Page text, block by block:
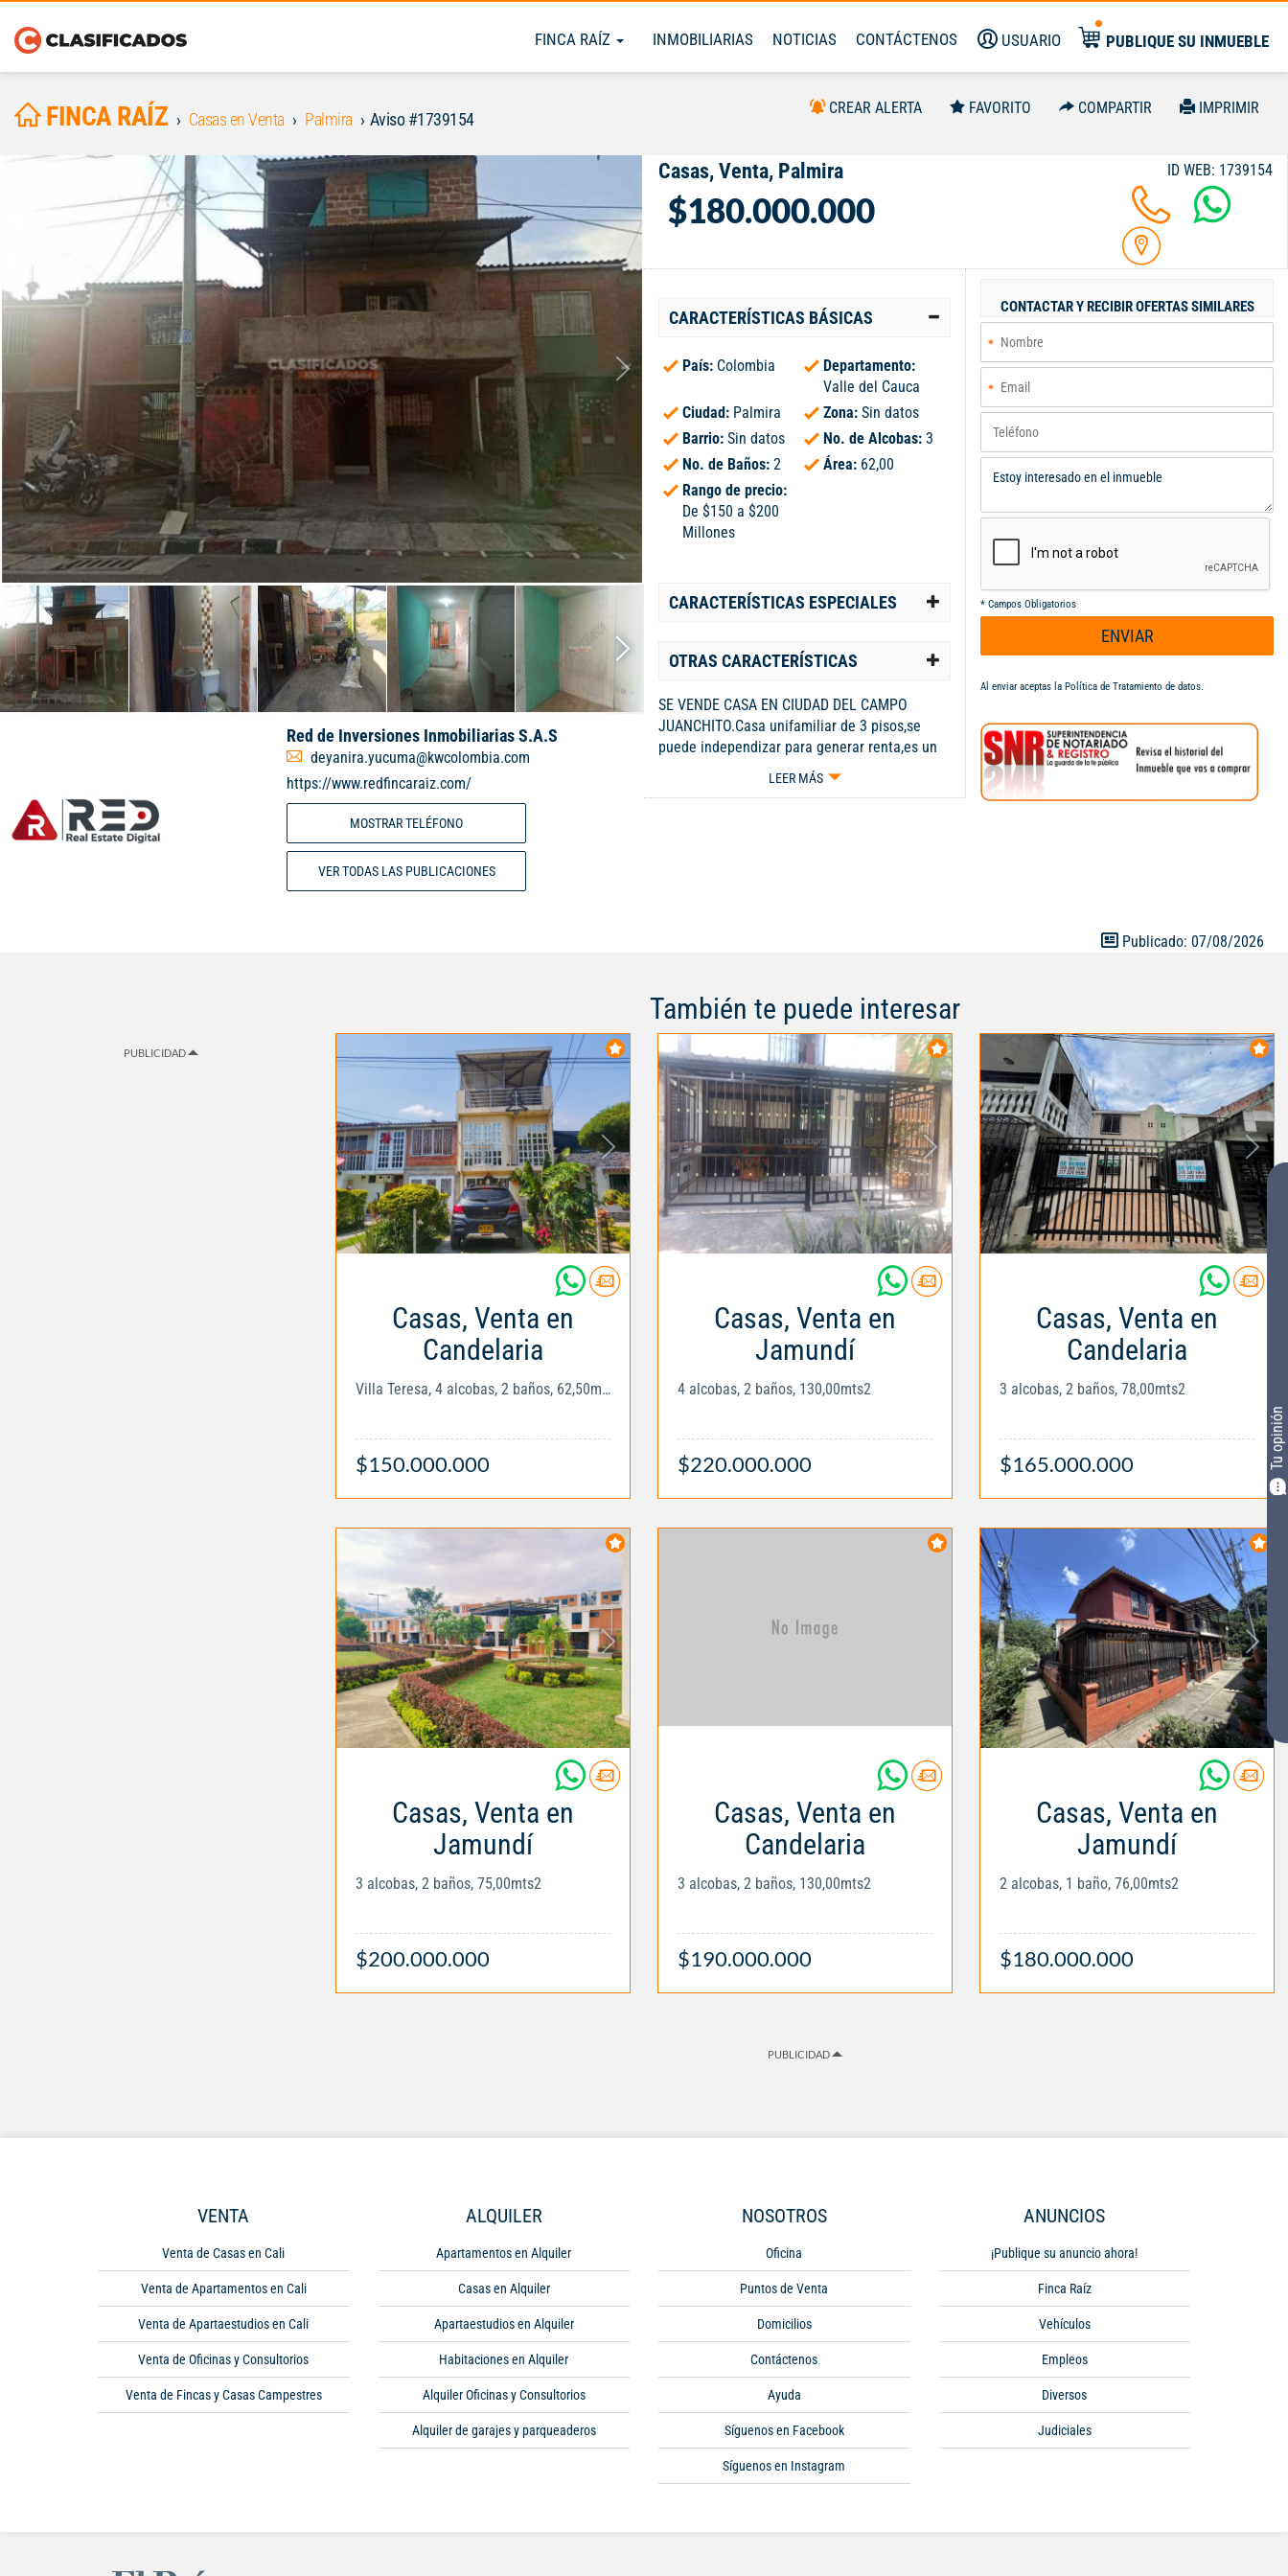
FINCA RAÍZ INMOBILIARIAS NOTICIAS CONTÁCTENOS USUARIO PUBLIQUE SU INMUEBLE
Tu opinión
FINCA RAÍZ Casas en Venta Palmira Aviso #1739154
CREAR ALERTA FAVORITO COMPARTIR IMPRIMIR
Red de Inversiones Inmobiliarias S.A.S
deyanira.yucuma@kwcolombia.com
https://www.redfincaraiz.com/
MOSTRAR TELÉFONO
VER TODAS LAS PUBLICACIONES
Casas, Venta, Palmira
$180.000.000
ID WEB: 1739154
CARACTERÍSTICAS BÁSICAS
País: Colombia
Departamento:
Valle del Cauca
Ciudad: Palmira Zona: Sin datos
Barrio: Sin datos No. de Alcobas: 3
No. de Baños: 2 Área: 62,00
Rango de precio:
De $150 a $200
Millones
CARACTERÍSTICAS ESPECIALES
OTRAS CARACTERÍSTICAS
SE VENDE CASA EN CIUDAD DEL CAMPO
JUANCHITO.Casa unifamiliar de 3 pisos,se
puede independizar para generar renta,es un
lugar muy tranquilo para vivir,rodeado de
parques,cerca a colegios,drogueriasy
LEER MÁS
CONTACTAR Y RECIBIR OFERTAS SIMILARES
* Campos Obligatorios
ENVIAR
Al enviar aceptas la Política de Tratamiento de datos.
Publicado: 07/08/2026
PUBLICIDAD
También te puede interesar
Casas, Venta en
Candelaria
Villa Teresa, 4 alcobas, 2 baños, 62,50mts2
$150.000.000
Casas, Venta en
Jamundí
4 alcobas, 2 baños, 130,00mts2
$220.000.000
Casas, Venta en
Candelaria
3 alcobas, 2 baños, 78,00mts2
$165.000.000
Casas, Venta en
Jamundí
3 alcobas, 2 baños, 75,00mts2
$200.000.000
Casas, Venta en
Candelaria
3 alcobas, 2 baños, 130,00mts2
$190.000.000
Casas, Venta en
Jamundí
2 alcobas, 1 baño, 76,00mts2
$180.000.000
PUBLICIDAD
VENTA
Venta de Casas en Cali
Venta de Apartamentos en Cali
Venta de Apartaestudios en Cali
Venta de Oficinas y Consultorios
Venta de Fincas y Casas Campestres
ALQUILER
Apartamentos en Alquiler
Casas en Alquiler
Apartaestudios en Alquiler
Habitaciones en Alquiler
Alquiler Oficinas y Consultorios
Alquiler de garajes y parqueaderos
NOSOTROS
Oficina
Puntos de Venta
Domicilios
Contáctenos
Ayuda
Síguenos en Facebook
Síguenos en Instagram
ANUNCIOS
¡Publique su anuncio ahora!
Finca Raíz
Vehículos
Empleos
Diversos
Judiciales